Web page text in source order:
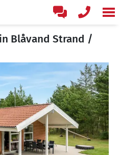
Blåvand Strand /